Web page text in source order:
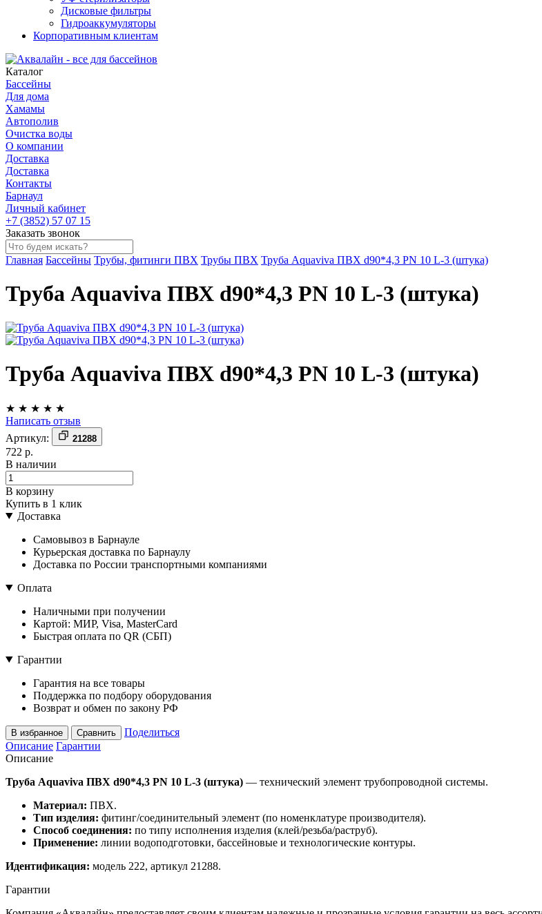
Дисковые фильтры
Гидроаккумуляторы
Корпоративным клиентам
Каталог
Бассейны
Для дома
Хамамы
Автополив
Очистка воды
О компании
Доставка
Доставка
Контакты
Барнаул
Личный кабинет
+7 (3852) 57 07 15
Заказать звонок
Главная Бассейны Трубы, фитинги ПВХ Трубы ПВХ Труба Aquaviva ПВХ d90*4,3 PN 10 L-3 (штука)
Труба Aquaviva ПВХ d90*4,3 PN 10 L-3 (штука)
Труба Aquaviva ПВХ d90*4,3 PN 10 L-3 (штука)
★ ★ ★ ★ ★
Написать отзыв
Артикул:
21288
722 р.
В наличии
В корзину
Купить в 1 клик
Доставка
Самовывоз в Барнауле
Курьерская доставка по Барнаулу
Доставка по России транспортными компаниями
Оплата
Наличными при получении
Картой: МИР, Visa, MasterCard
Быстрая оплата по QR (СБП)
Гарантии
Гарантия на все товары
Поддержка по подбору оборудования
Возврат и обмен по закону РФ
В избранное Сравнить
Поделиться
Описание Гарантии
Описание
Труба Aquaviva ПВХ d90*4,3 PN 10 L-3 (штука) — технический элемент трубопроводной системы.
Материал: ПВХ.
Тип изделия: фитинг/соединительный элемент (по номенклатуре производителя).
Способ соединения: по типу исполнения изделия (клей/резьба/раструб).
Применение: линии водоподготовки, бассейновые и технологические контуры.
Идентификация: модель 222, артикул 21288.
Гарантии